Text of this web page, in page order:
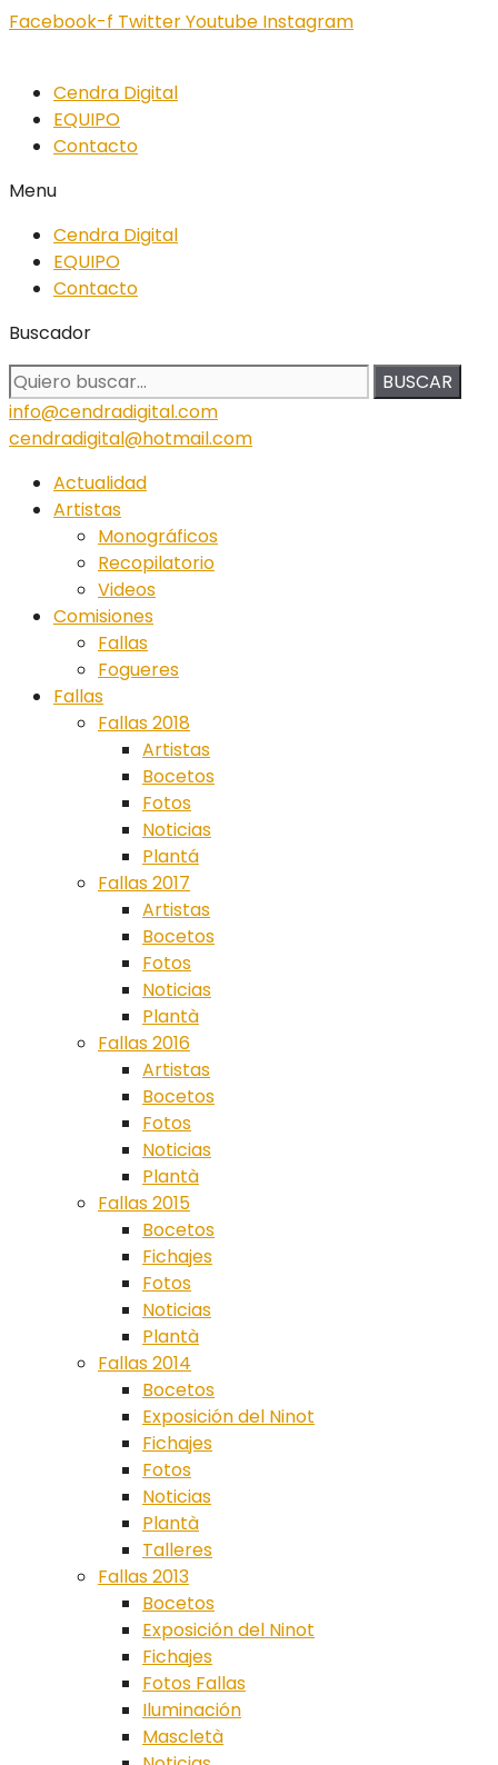
Facebook-f TwitterYoutube Instagram
Cendra Digital
EQUIPO
Contacto
Menu
Cendra Digital
EQUIPO
Contacto
Buscador
BUSCAR
info@cendradigital.com
cendradigital@hotmail.com
Actualidad
Artistas
Monográficos
Recopilatorio
Videos
Comisiones
Fallas
Fogueres
Fallas
Fallas 2018
Artistas
Bocetos
Fotos
Noticias
Plantá
Fallas 2017
Artistas
Bocetos
Fotos
Noticias
Plantà
Fallas 2016
Artistas
Bocetos
Fotos
Noticias
Plantà
Fallas 2015
Bocetos
Fichajes
Fotos
Noticias
Plantà
Fallas 2014
Bocetos
Exposición del Ninot
Fichajes
Fotos
Noticias
Plantà
Talleres
Fallas 2013
Bocetos
Exposición del Ninot
Fichajes
Fotos Fallas
Iluminación
Mascletà